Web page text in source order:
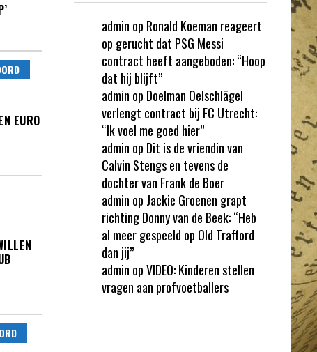
EURO
admin op Ronald Koeman reageert
op gerucht dat PSG Messi
contract heeft aangeboden: “Hoop
dat hij blijft”
admin op Doelman Oelschlägel
verlengt contract bij FC Utrecht:
“Ik voel me goed hier”
admin op Dit is de vriendin van
Calvin Stengs en tevens de
dochter van Frank de Boer
admin op Jackie Groenen grapt
richting Donny van de Beek: “Heb
al meer gespeeld op Old Trafford
dan jij”
admin opVIDEO: Kinderen stellen
vragen aan profvoetballers